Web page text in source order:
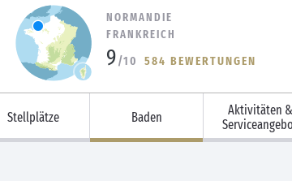
NORMANDIE
FRANKREICH
9/10 584 BEWERTUNGEN
Stellplätze Baden
Aktivitäten &
Serviceangebot